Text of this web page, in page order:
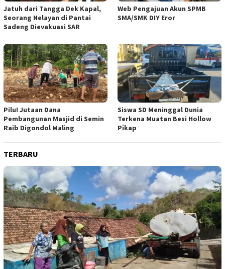
Jatuh dari Tangga Dek Kapal,
Seorang Nelayan di Pantai
Sadeng Dievakuasi SAR
Web Pengajuan Akun SPMB
SMA/SMK DIY Eror
Pilu! Jutaan Dana
Pembangunan Masjid di Semin
Raib Digondol Maling
Siswa SD Meninggal Dunia
Terkena Muatan Besi Hollow
Pikap
TERBARU